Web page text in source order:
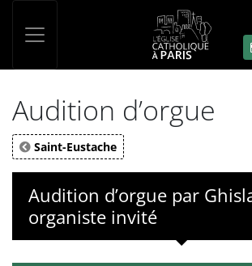
Audition d’orgue
Saint-Eustache
Audition d’orgue par
organiste invité
Panneau de gestion des cookies